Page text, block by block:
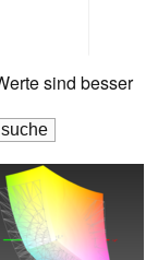
sind besser